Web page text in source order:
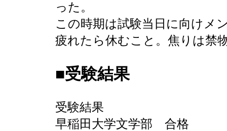
った。
この時期は試験当日に向けメ
疲れたら休むこと。焦りは禁
■受験結果
受験結果
早稲田大学文学部 合格